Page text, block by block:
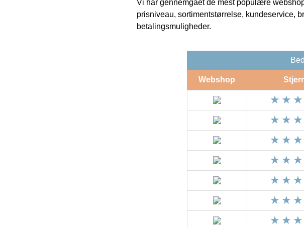
Vi har gennemgået de mest populære
prisniveau, sortimentstørrelse, kundeservice,
betalingsmuligheder.
Webshop